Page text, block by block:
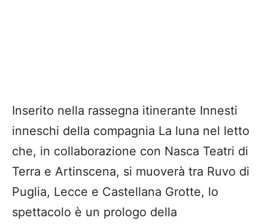
Inserito nella rassegna itinerante Innesti
inneschi della compagnia La luna nel letto
che, in collaborazione con Nasca Teatri di
Terra e Artinscena, si muoverà tra Ruvo di
Puglia, Lecce e Castellana Grotte, lo
spettacolo è un prologo della